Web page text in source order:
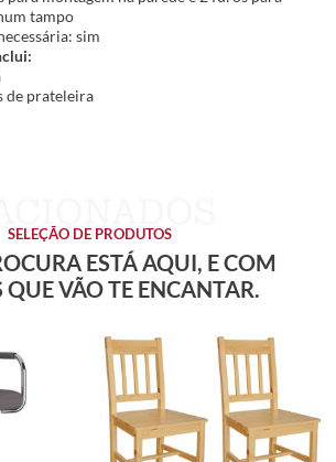
tampo
sim
de prateleira
SELEÇÃO DE PRODUTOS
ESTÁ AQUI, E COM
QUE VÃO TE ENCANTAR.